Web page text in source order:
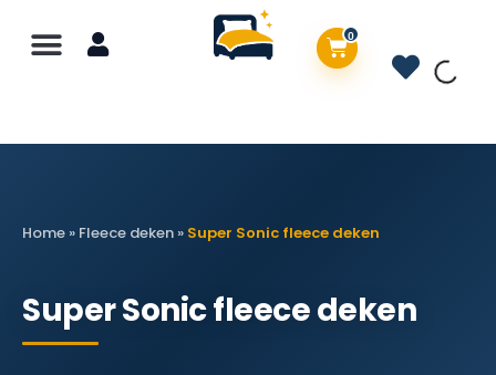
0
Home » Fleece deken » Super Sonic fleece deken
Super Sonic fleece deken